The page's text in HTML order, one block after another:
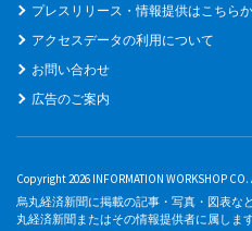
プレスリリース・情報提供はこちら
アクセスデータの利用について
お問い合わせ
広告のご案内
Copyright 2026 INFORMATION WORKSHOP
烏丸経済新聞に掲載の記事・写真・図表な
丸経済新聞またはその情報提供者に属します